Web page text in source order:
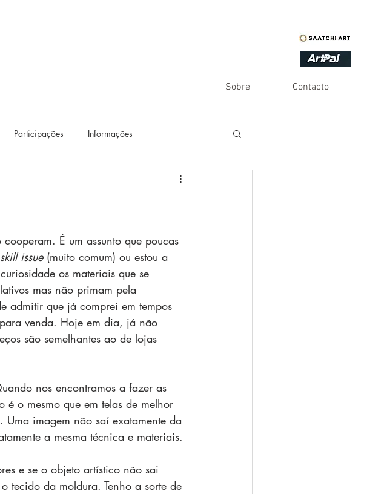
Sobre Contacto
Participações Informações
Inventário
É um assunto que poucas
skill issue (muito comum) ou estou a
os materiais que se
mas não primam pela
admitir que já comprei em tempos
venda. Hoje em dia, já não
são semelhantes ao de lojas
nos encontramos a fazer as
é o mesmo que em telas de melhor
Uma imagem não saí exatamente da
a mesma técnica e materiais.
e se o objeto artístico não sai
tecido da moldura. Tenho a sorte de